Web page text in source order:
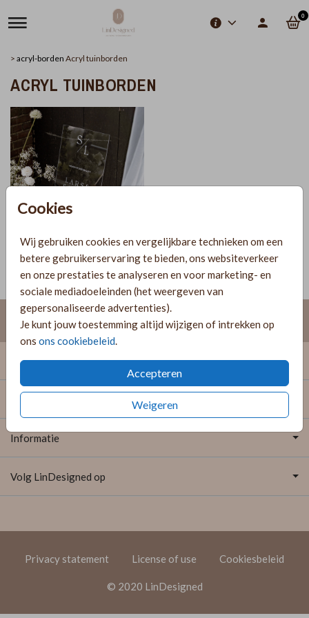
0
Cookies
Wij gebruiken cookies en vergelijkbare technieken om een
betere gebruikerservaring te bieden, ons websiteverkeer
en onze prestaties te analyseren en voor marketing- en
sociale mediadoeleinden (het weergeven van
gepersonaliseerde advertenties).
Je kunt jouw toestemming altijd wijzigen of intrekken op
ons ons cookiebeleid.
Accepteren
Weigeren
> acryl-borden Acryl tuinborden
ACRYL TUINBORDEN
ACRYL WELKOMSTBORD
Onze producten
Extra's
Informatie
Volg LinDesigned op
Privacy statement License of use Cookiesbeleid
© 2020 LinDesigned